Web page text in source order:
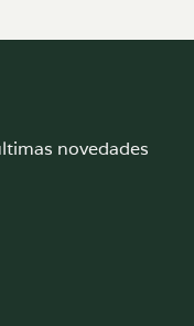
novedades